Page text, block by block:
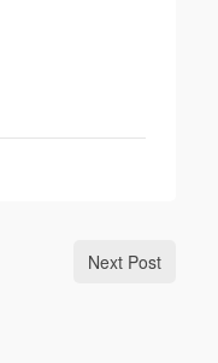
Next Post